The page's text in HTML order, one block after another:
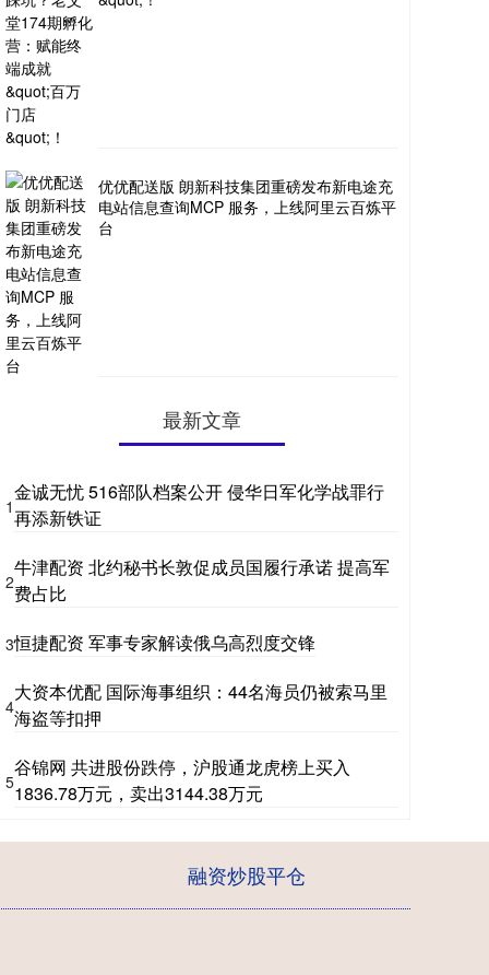
优优配送版 朗新科技集团重磅发布新电途充
电站信息查询MCP 服务，上线阿里云百炼平
台
最新文章
1
金诚无忧 516部队档案公开 侵华日军化学战罪行
再添新铁证
2
牛津配资 北约秘书长敦促成员国履行承诺 提高军
费占比
3恒捷配资 军事专家解读俄乌高烈度交锋
4
大资本优配 国际海事组织：44名海员仍被索马里
海盗等扣押
5
谷锦网 共进股份跌停，沪股通龙虎榜上买入
1836.78万元，卖出3144.38万元
融资炒股平仓